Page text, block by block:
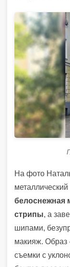
На фото
белоснежная
стрипы, а
шипами,
макияж. Образ
съемки с